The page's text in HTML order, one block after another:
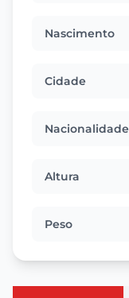
Nascimento
Cidade
Nacionalidade
Altura
Peso